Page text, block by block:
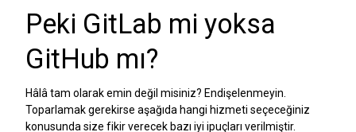
Peki GitLab mi yoksa
GitHub mı?
Hâlâ tam olarak emin değil misiniz? Endişelenmeyin.
Toparlamak gerekirse aşağıda hangi hizmeti seçeceğiniz
konusunda size fikir verecek bazı iyi ipuçları verilmiştir.